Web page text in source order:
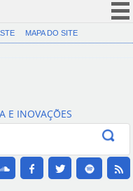
CORONAVÍRUS (COVID-19)
Canais
MAPA DO SITE
E INOVAÇÕES